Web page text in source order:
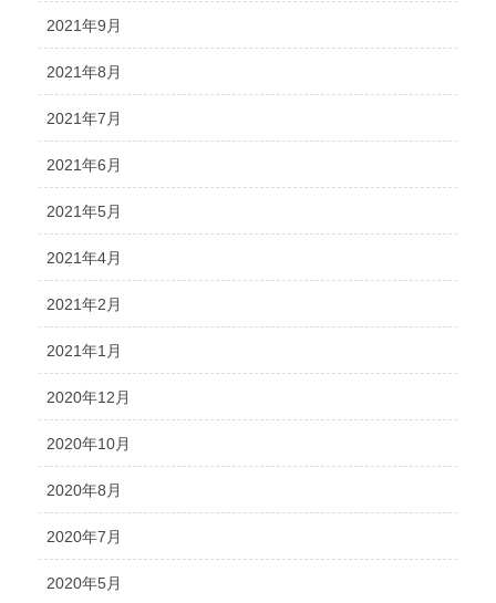
2021年9月
2021年8月
2021年7月
2021年6月
2021年5月
2021年4月
2021年2月
2021年1月
2020年12月
2020年10月
2020年8月
2020年7月
2020年5月